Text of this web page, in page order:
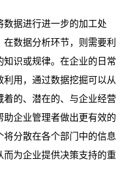
据进行进一步的加工处
数据分析环节，则需要利
识或规律。在企业的日常
用，通过数据挖掘可以从
的、潜在的、与企业经营
企业管理者做出更有效的
分散在各个部门中的信息
为企业提供决策支持的重